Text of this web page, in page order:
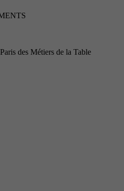
des Métiers de la Table